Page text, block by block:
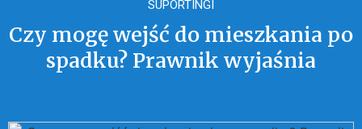
SUPORTINGI
Czy mogę wejść do mieszkania po
spadku? Prawnik wyjaśnia